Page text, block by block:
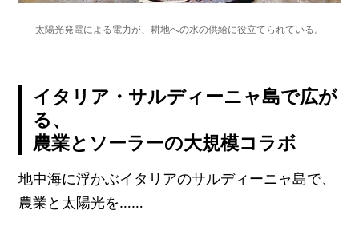
太陽光発電による電力が、耕地への水の供給に役立てられている。
イタリア・サルディーニャ島で広が
る、
農業とソーラーの大規模コラボ
地中海に浮かぶイタリアのサルディーニャ島で、
農業と太陽光を……